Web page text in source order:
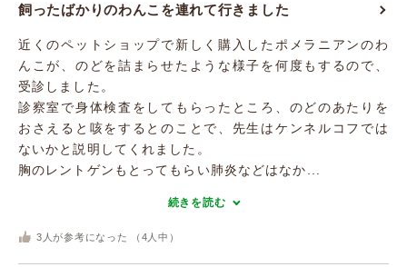
飼ったばかりのわんこを連れて行きました
近くのペットショップで新しく購入したポメラニアンのわ
んこが、のどを詰まらせたような様子を何度もするので、
受診しました。
診察室で身体検査をしてもらったところ、のどのあたりを
おさえると咳をするとのことで、先生はケンネルコフでは
ないかと説明してくれました。
胸のレントゲンもとってもらい肺炎などはなか...
続きを読む
3 人が参考になった （ 4 人中）